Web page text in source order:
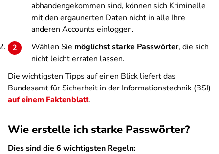
abhandengekommen sind, können sich Kriminelle
mit den ergaunerten Daten nicht in alle Ihre
anderen Accounts einloggen.
Wählen Sie möglichst starke Passwörter, die sich
nicht leicht erraten lassen.
Die wichtigsten Tipps auf einen Blick liefert das
Bundesamt für Sicherheit in der Informationstechnik (BSI)
auf einem Faktenblatt.
Wie erstelle ich starke Passwörter?
Dies sind die 6 wichtigsten Regeln: